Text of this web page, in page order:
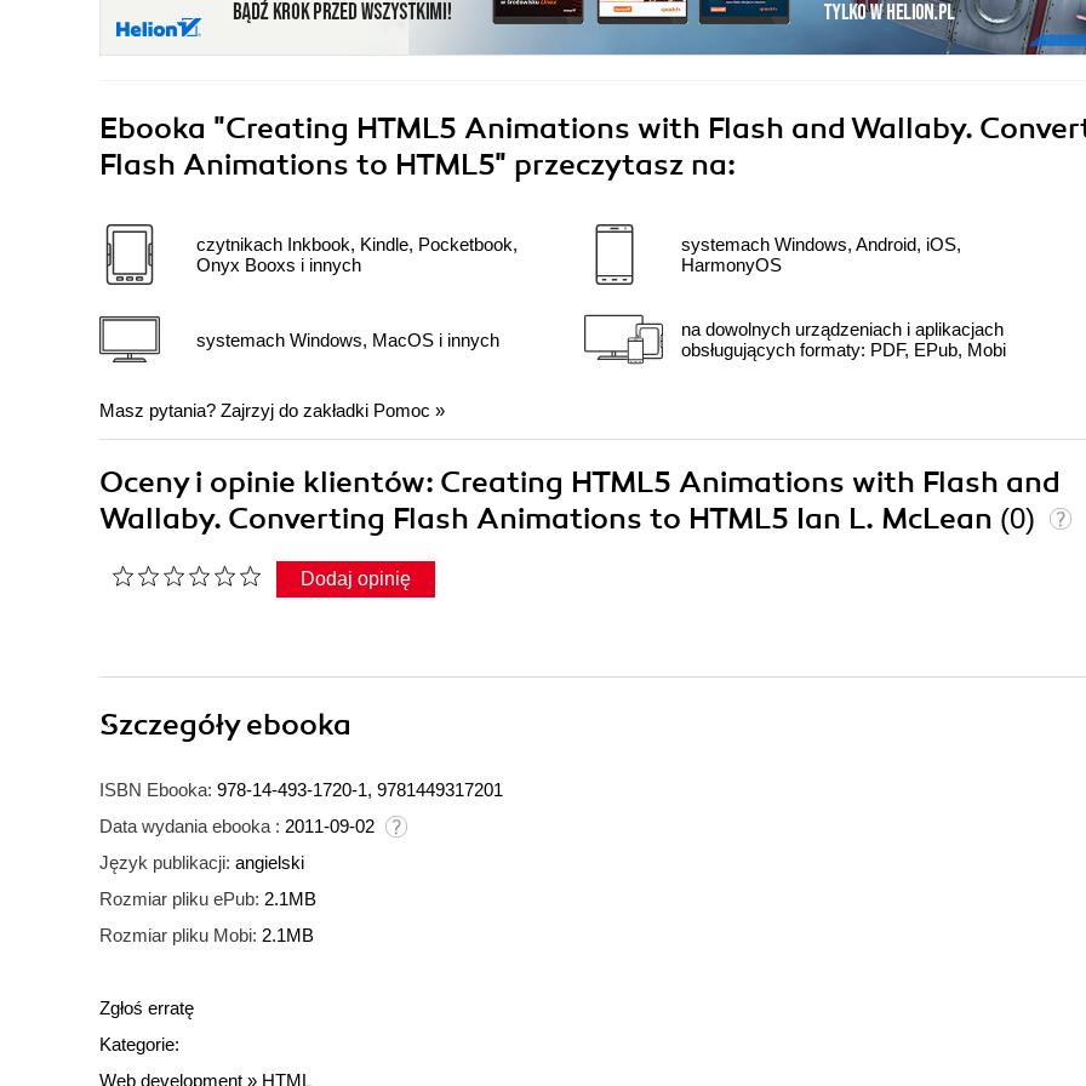
Ebooka "Creating HTML5 Animations with Flash and Wallaby.
Flash Animations to HTML5" przeczytasz na:
czytnikach Inkbook, Kindle, Pocketbook,
Onyx Booxs i innych
systemach Windows, MacOS i innych
systemach Windows, Android, iOS,
HarmonyOS
na dowolnych urządzeniach i aplikacjach
obsługujących formaty: PDF, EPub, Mobi
Masz pytania? Zajrzyj do zakładki Pomoc »
Oceny i opinie klientów: Creating HTML5 Animations with Flash and
Wallaby. Converting Flash Animations to HTML5 Ian L. McLean (0)
Dodaj opinię
Szczegółyebooka
ISBN Ebooka: 978-14-493-1720-1, 9781449317201
Data wydania ebooka : 2011-09-02
Język publikacji: angielski
Rozmiar pliku ePub: 2.1MB
Rozmiar pliku Mobi: 2.1MB
Zgłoś erratę
Kategorie:
Web development » HTML